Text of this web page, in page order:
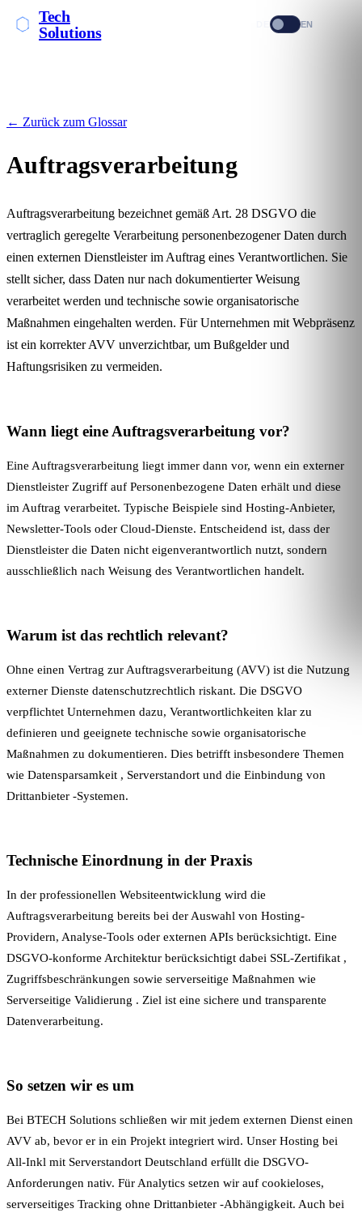
Tech
Solutions
EN
← Zurück zum Glossar
Auftragsverarbeitung
Auftragsverarbeitung bezeichnet gemäß Art. 28 DSGVO die
vertraglich geregelte Verarbeitung personenbezogener Daten durch
einen externen Dienstleister im Auftrag eines Verantwortlichen. Sie
stellt sicher, dass Daten nur nach dokumentierter Weisung
verarbeitet werden und technische sowie organisatorische
Maßnahmen eingehalten werden. Für Unternehmen mit Webpräsenz
ist ein korrekter AVV unverzichtbar, um Bußgelder und
Haftungsrisiken zu vermeiden.
Wann liegt eine Auftragsverarbeitung vor?
Eine Auftragsverarbeitung liegt immer dann vor, wenn ein externer
Dienstleister Zugriff auf Personenbezogene Daten erhält und diese
im Auftrag verarbeitet. Typische Beispiele sind Hosting-Anbieter,
Newsletter-Tools oder Cloud-Dienste. Entscheidend ist, dass der
Dienstleister die Daten nicht eigenverantwortlich nutzt, sondern
ausschließlich nach Weisung des Verantwortlichen handelt.
Warum ist das rechtlich relevant?
Ohne einen Vertrag zur Auftragsverarbeitung (AVV) ist die Nutzung
externer Dienste datenschutzrechtlich riskant. Die DSGVO
verpflichtet Unternehmen dazu, Verantwortlichkeiten klar zu
definieren und geeignete technische sowie organisatorische
Maßnahmen zu dokumentieren. Dies betrifft insbesondere Themen
wie Datensparsamkeit , Serverstandort und die Einbindung von
Drittanbieter -Systemen.
Technische Einordnung in der Praxis
In der professionellen Websiteentwicklung wird die
Auftragsverarbeitung bereits bei der Auswahl von Hosting-
Providern, Analyse-Tools oder externen APIs berücksichtigt. Eine
DSGVO-konforme Architektur berücksichtigt dabei SSL-Zertifikat ,
Zugriffsbeschränkungen sowie serverseitige Maßnahmen wie
Serverseitige Validierung . Ziel ist eine sichere und transparente
Datenverarbeitung.
So setzen wir es um
Bei BTECH Solutions schließen wir mit jedem externen Dienst einen
AVV ab, bevor er in ein Projekt integriert wird. Unser Hosting bei
All-Inkl mit Serverstandort Deutschland erfüllt die DSGVO-
Anforderungen nativ. Für Analytics setzen wir auf cookieloses,
serverseitiges Tracking ohne Drittanbieter -Abhängigkeit. Auch bei